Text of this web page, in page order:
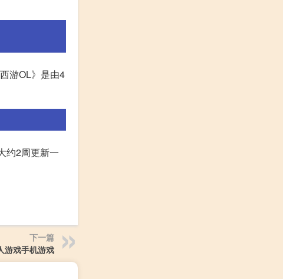
游OL》是由4
约2周更新一
下一篇
游戏手机游戏